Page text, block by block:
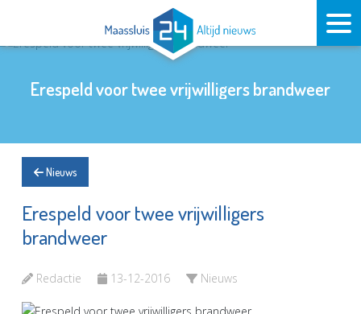
Erespeld voor twee vrijwilligers brandweer
Nieuws
Erespeld voor twee vrijwilligers
brandweer
Redactie 13-12-2016 Nieuws